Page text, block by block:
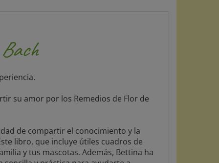
libro, que incluye útiles cuadros de
y tus mascotas. Además, Bettina ha
sencilla y práctica para ayudarte a